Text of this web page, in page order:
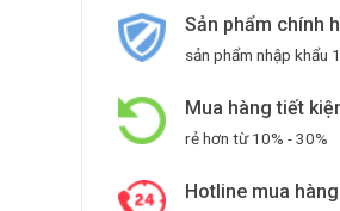
Sản phẩm chính
sản phẩm nhập khẩu
Mua hàng tiết
rẻ hơn từ 10% - 30%
Hotline mua hàng